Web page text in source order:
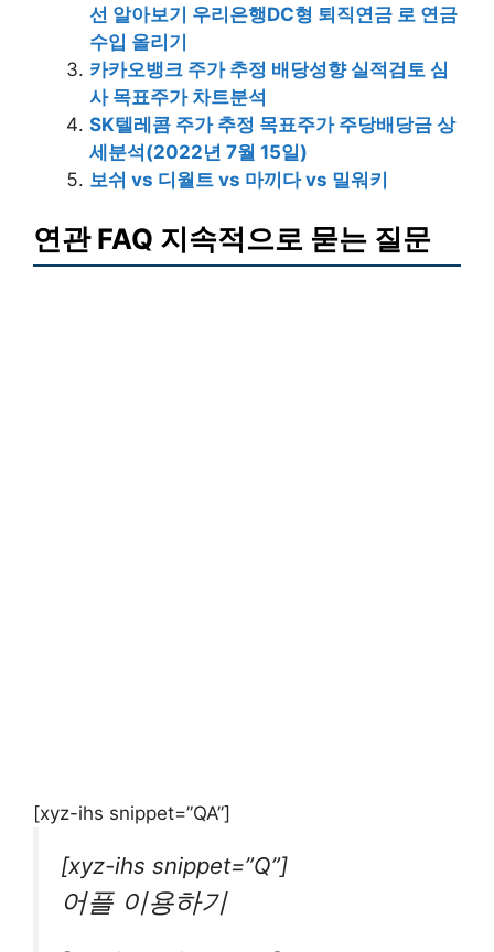
선 알아보기 우리은행DC형 퇴직연금 로 연금
수입 올리기
카카오뱅크 주가 추정 배당성향 실적검토 심
사 목표주가 차트분석
SK텔레콤 주가 추정 목표주가 주당배당금 상
세분석(2022년 7월 15일)
보쉬 vs 디월트 vs 마끼다 vs 밀워키
연관 FAQ 지속적으로 묻는 질문
[xyz-ihs snippet=”QA”]
[xyz-ihs snippet=”Q”]
어플 이용하기